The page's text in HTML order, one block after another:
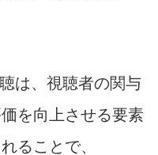
は、視聴者の関与
を向上させる要素
ることで、